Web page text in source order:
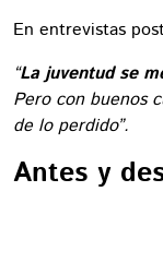
En entrevistas
“La juventud se
Pero con buenos
de lo perdido”.
Antes y